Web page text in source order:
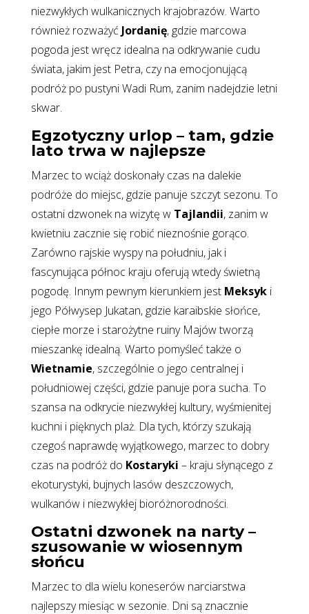
niezwykłych wulkanicznych krajobrazów. Warto
również rozważyć Jordanię, gdzie marcowa
pogoda jest wręcz idealna na odkrywanie cudu
świata, jakim jest Petra, czy na emocjonującą
podróż po pustyni Wadi Rum, zanim nadejdzie letni
skwar.
Egzotyczny urlop – tam, gdzie
lato trwa w najlepsze
Marzec to wciąż doskonały czas na dalekie
podróże do miejsc, gdzie panuje szczyt sezonu. To
ostatni dzwonek na wizytę w Tajlandii, zanim w
kwietniu zacznie się robić nieznośnie gorąco.
Zarówno rajskie wyspy na południu, jak i
fascynująca północ kraju oferują wtedy świetną
pogodę. Innym pewnym kierunkiem jest Meksyki
jego Półwysep Jukatan, gdzie karaibskie słońce,
ciepłe morze i starożytne ruiny Majów tworzą
mieszankę idealną. Warto pomyśleć także o
Wietnamie, szczególnie o jego centralnej i
południowej części, gdzie panuje pora sucha. To
szansa na odkrycie niezwykłej kultury, wyśmienitej
kuchni i pięknych plaż. Dla tych, którzy szukają
czegoś naprawdę wyjątkowego, marzec to dobry
czas na podróż do Kostaryki – kraju słynącego z
ekoturystyki, bujnych lasów deszczowych,
wulkanów i niezwykłej bioróżnorodności.
Ostatni dzwonek na narty –
szusowanie w wiosennym
słońcu
Marzec to dla wielu koneserów narciarstwa
najlepszy miesiąc w sezonie. Dni są znacznie